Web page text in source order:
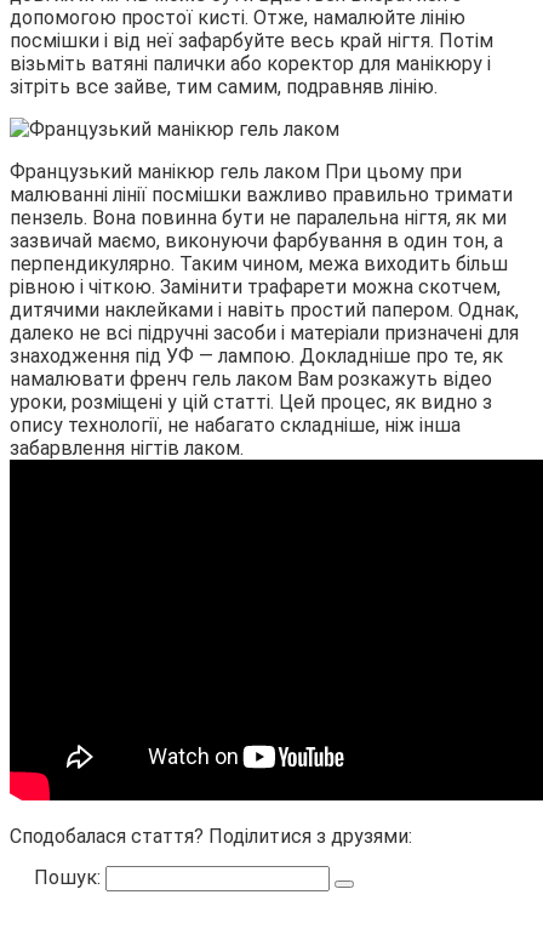
допомогою простої кисті. Отже, намалюйте лінію
посмішки і від неї зафарбуйте весь край нігтя. Потім
візьміть ватяні палички або коректор для манікюру і
зітріть все зайве, тим самим, подравняв лінію.
Французький манікюр гель лаком При цьому при
малюванні лінії посмішки важливо правильно тримати
пензель. Вона повинна бути не паралельна нігтя, як ми
зазвичай маємо, виконуючи фарбування в один тон, а
перпендикулярно. Таким чином, межа виходить більш
рівною і чіткою. Замінити трафарети можна скотчем,
дитячими наклейками і навіть простий папером. Однак,
далеко не всі підручні засоби і матеріали призначені для
знаходження під УФ — лампою. Докладніше про те, як
намалювати френч гель лаком Вам розкажуть відео
уроки, розміщені у цій статті. Цей процес, як видно з
опису технології, не набагато складніше, ніж інша
забарвлення нігтів лаком.
Сподобалася стаття? Поділитися з друзями:
Пошук: